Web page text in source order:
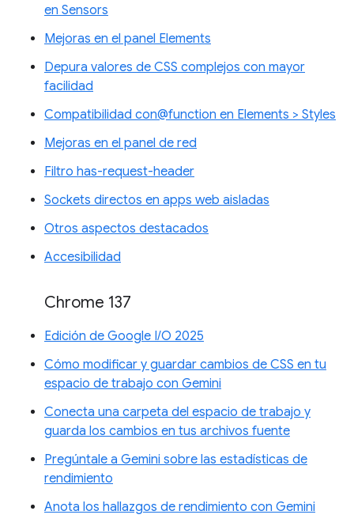
en Sensors
Mejoras en el panel Elements
Depura valores de CSS complejos con mayor
facilidad
Compatibilidad con@function en Elements > Styles
Mejoras en el panel de red
Filtro has-request-header
Sockets directos en apps web aisladas
Otros aspectos destacados
Accesibilidad
Chrome 137
Edición de Google I/O 2025
Cómo modificar y guardar cambios de CSS en tu
espacio de trabajo con Gemini
Conecta una carpeta del espacio de trabajo y
guarda los cambios en tus archivos fuente
Pregúntale a Gemini sobre las estadísticas de
rendimiento
Anota los hallazgos de rendimiento con Gemini